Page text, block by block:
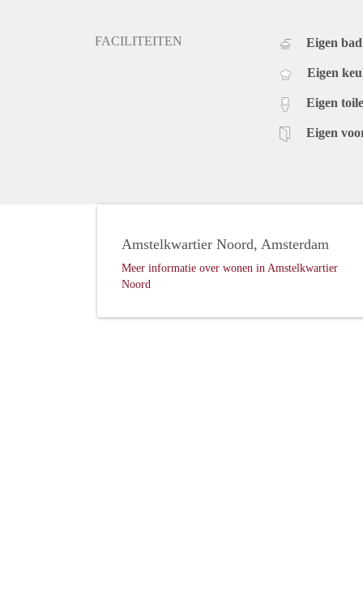
FACILITEITEN Eigen
Eigen
Eigen
Eigen
Amstelkwartier Noord, Amsterdam
Meer informatie over wonen in Amstelkwartier
Noord